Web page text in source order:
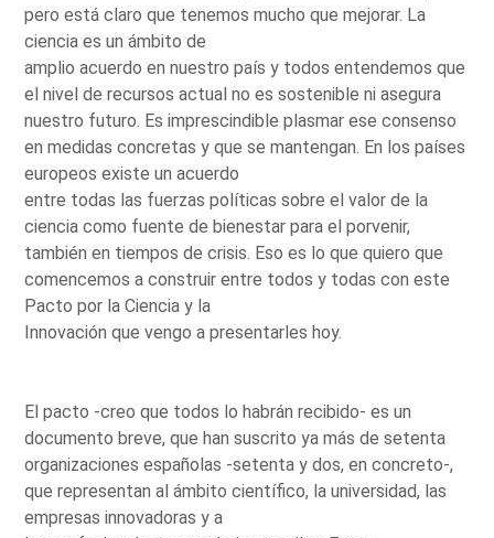
pero está claro que tenemos mucho que mejorar. La
ciencia es un ámbito de
amplio acuerdo en nuestro país y todos entendemos que
el nivel de recursos actual no es sostenible ni asegura
nuestro futuro. Es imprescindible plasmar ese consenso
en medidas concretas y que se mantengan. En los países
europeos existe un acuerdo
entre todas las fuerzas políticas sobre el valor de la
ciencia como fuente de bienestar para el porvenir,
también en tiempos de crisis. Eso es lo que quiero que
comencemos a construir entre todos y todas con este
Pacto por la Ciencia y la
Innovación que vengo a presentarles hoy.
El pacto -creo que todos lo habrán recibido- es un
documento breve, que han suscrito ya más de setenta
organizaciones españolas -setenta y dos, en concreto-,
que representan al ámbito científico, la universidad, las
empresas innovadoras y a